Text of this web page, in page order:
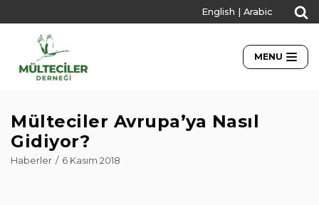
English Arabic
MENU
Mülteciler Avrupa’ya Nasıl
Gidiyor?
Haberler 6 Kasım 2018